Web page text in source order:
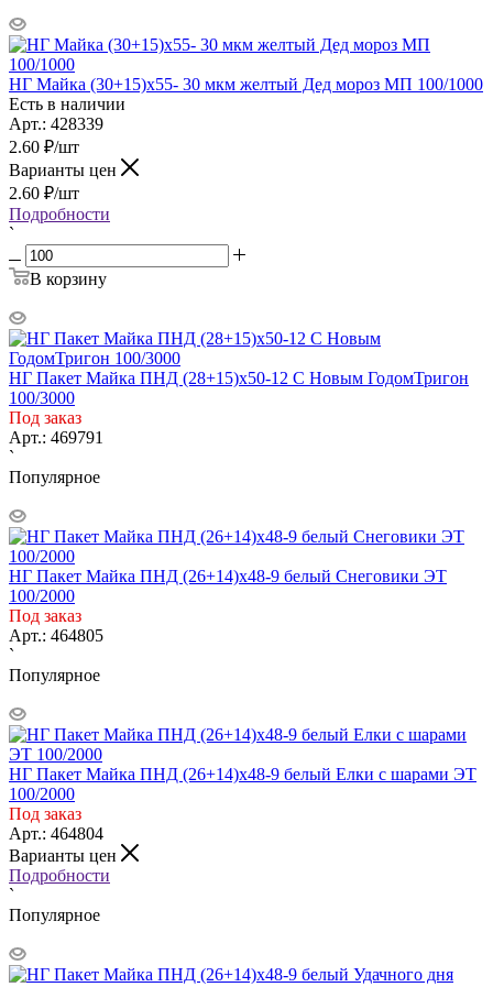
НГ Майка (30+15)х55- 30 мкм желтый Дед мороз МП 100/1000
Есть в наличии
Арт.: 428339
2.60 ₽/шт
Варианты цен
2.60 ₽/шт
Подробности
`
В корзину
НГ Пакет Майка ПНД (28+15)х50-12 С Новым ГодомТригон
100/3000
Под заказ
Арт.: 469791
`
Популярное
НГ Пакет Майка ПНД (26+14)х48-9 белый Снеговики ЭТ
100/2000
Под заказ
Арт.: 464805
`
Популярное
НГ Пакет Майка ПНД (26+14)х48-9 белый Елки с шарами ЭТ
100/2000
Под заказ
Арт.: 464804
Варианты цен
Подробности
`
Популярное